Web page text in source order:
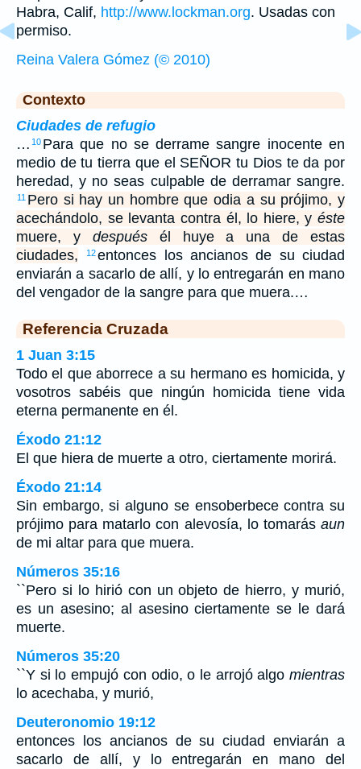
Habra, Calif, http://www.lockman.org. Usadas con
permiso.
Reina Valera Gómez (© 2010)
Contexto
Ciudades de refugio
… 10 Para que no se derrame sangre inocente en
medio de tu tierra que el SEÑOR tu Dios te da por
heredad, y no seas culpable de derramar sangre.
11 Pero si hay un hombre que odia a su prójimo, y
acechándolo, se levanta contra él, lo hiere, y éste
muere, y despuésél huye a una de estas
ciudades,
12entonces los ancianos de su ciudad
enviarán a sacarlo de allí, y lo entregarán en mano
del vengador de la sangre para que muera.…
Referencia Cruzada
1 Juan 3:15
Todo el que aborrece a su hermano es homicida, y
vosotros sabéis que ningún homicida tiene vida
eterna permanente en él.
Éxodo 21:12
El que hiera de muerte a otro, ciertamente morirá.
Éxodo 21:14
Sin embargo, si alguno se ensoberbece contra su
prójimo para matarlo con alevosía, lo tomarás aun
de mi altar para que muera.
Números 35:16
``Pero si lo hirió con un objeto de hierro, y murió,
es un asesino; al asesino ciertamente se le dará
muerte.
Números 35:20
``Y si lo empujó con odio, o le arrojó algo mientras
lo acechaba, y murió,
Deuteronomio 19:12
entonces los ancianos de su ciudad enviarán a
sacarlo de allí, y lo entregarán en mano del